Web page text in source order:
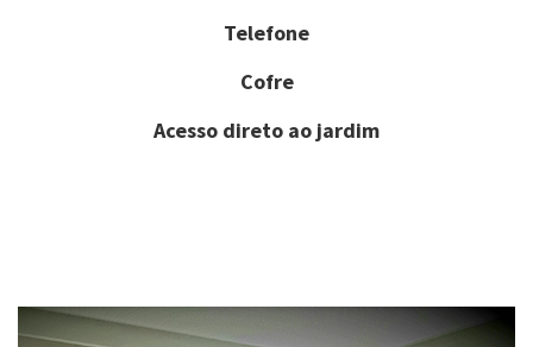
Telefone
Cofre
Acesso direto ao jardim